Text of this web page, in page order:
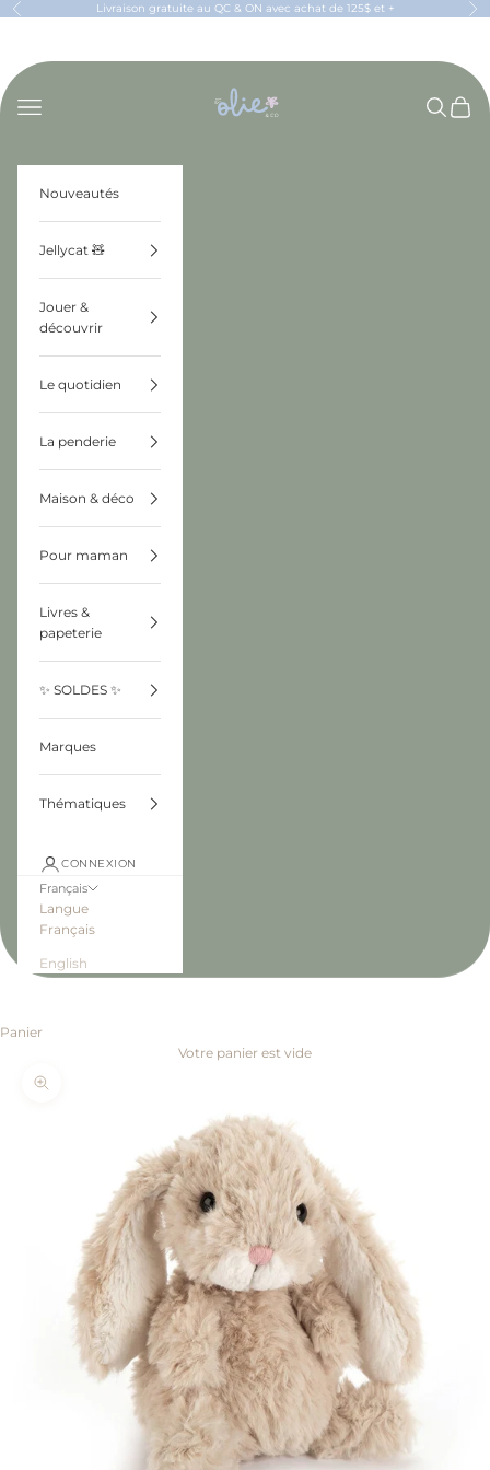
Passer au contenu
Précédent Livraison gratuite au QC & ON avec achat de 125$ et +
Menu
Panier
Nouveautés
Jellycat 🧸
Jouer &
découvrir
Le quotidien
La penderie
Maison & déco
Pour maman
Livres &
papeterie
✨ SOLDES ✨
Marques
Thématiques
CONNEXION
Français
Langue
Français
English
Panier
Votre panier est vide
Zoomer sur l'image